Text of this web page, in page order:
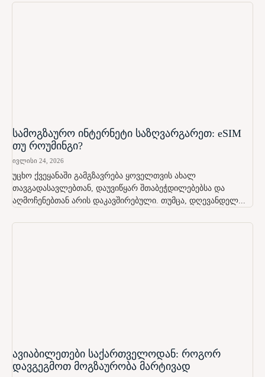
სამოგზაურო ინტერნეტი საზღვარგარეთ: eSIM
თუ როუმინგი?
ივლისი 24, 2026
უცხო ქვეყანაში გამგზავრება ყოველთვის ახალ
თავგადასავლებთან, დაუვიწყარ შთაბეჭდილებებსა და
აღმოჩენებთან არის დაკავშირებული. თუმცა, დღევანდელ...
ავიაბილეთები საქართველოდან: როგორ
დავგეგმოთ მოგზაურობა მარტივად